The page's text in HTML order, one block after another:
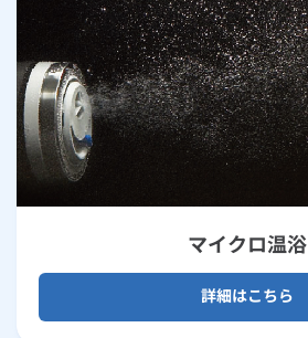
マイクロ温浴
詳細はこちら